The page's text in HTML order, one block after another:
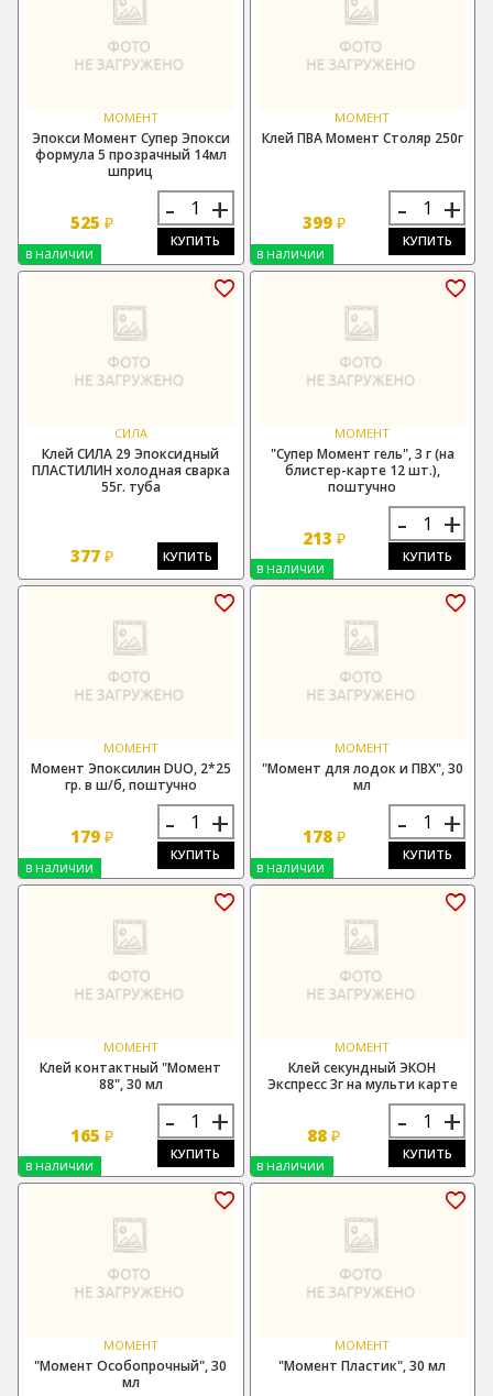
МОМЕНТ
Эпокси Момент Супер Эпокси
формула 5 прозрачный 14мл
шприц
525₽ - +
КУПИТЬ
в наличии
МОМЕНТ
Клей ПВА Момент Столяр 250г
399 ₽ - +
КУПИТЬ
в наличии
СИЛА
Клей СИЛА 29 Эпоксидный
ПЛАСТИЛИН холодная сварка
55г. туба
377₽ КУПИТЬ
МОМЕНТ
"Супер Момент гель", 3 г (на
блистер-карте 12 шт.),
поштучно
213 ₽ - +
КУПИТЬ
в наличии
МОМЕНТ
Момент Эпоксилин DUO, 2*25
гр. в ш/б, поштучно
179₽ - +
КУПИТЬ
в наличии
МОМЕНТ
"Момент для лодок и ПВХ", 30
мл
178 ₽ - +
КУПИТЬ
в наличии
МОМЕНТ
Клей контактный "Момент
88", 30 мл
165₽ - +
КУПИТЬ
в наличии
МОМЕНТ
Клей секундный ЭКОН
Экспресс 3г на мульти карте
88₽ - +
КУПИТЬ
в наличии
МОМЕНТ
"Момент Особопрочный", 30
мл
МОМЕНТ
"Момент Пластик", 30 мл